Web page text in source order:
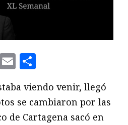
Telegram
Email
viendo venir, llegó
se cambiaron por las
de Cartagena sacó en